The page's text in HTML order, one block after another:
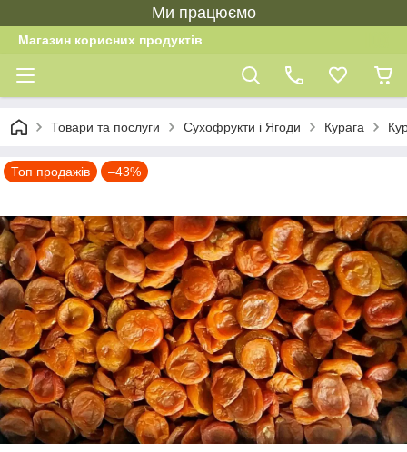
Ми працюємо
Магазин корисних продуктів
Товари та послуги Сухофрукти і Ягоди Курага
Топ продажів –43%